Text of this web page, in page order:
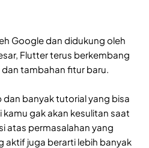
Google dan didukung oleh
Flutter terus berkembang
dan tambahan fitur baru.
banyak tutorial yang bisa
gak akan kesulitan saat
atas permasalahan yang
aktif juga berarti lebih banyak